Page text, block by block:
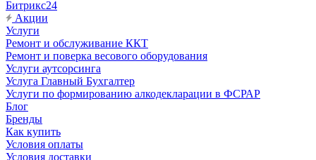
Битрикс24
Акции
Услуги
Ремонт и обслуживание ККТ
Ремонт и поверка весового оборудования
Услуги аутсорсинга
Услуга Главный Бухгалтер
Услуги по формированию алкодекларации в ФСРАР
Блог
Бренды
Как купить
Условия оплаты
Условия доставки